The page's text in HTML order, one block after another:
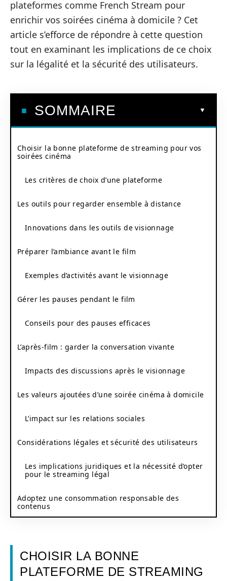
plateformes comme French Stream pour
enrichir vos soirées cinéma à domicile ? Cet
article s’efforce de répondre à cette question
tout en examinant les implications de ce choix
sur la légalité et la sécurité des utilisateurs.
SOMMAIRE
Choisir la bonne plateforme de streaming pour vos
soirées cinéma
Les critères de choix d’une plateforme
Les outils pour regarder ensemble à distance
Innovations dans les outils de visionnage
Préparer l’ambiance avant le film
Exemples d’activités avant le visionnage
Gérer les pauses pendant le film
Conseils pour des pauses efficaces
L’après-film : garder la conversation vivante
Impacts des discussions après le visionnage
Les valeurs ajoutées d’une soirée cinéma à domicile
L’impact sur les relations sociales
Considérations légales et sécurité des utilisateurs
Les implications juridiques et la nécessité d’opter
pour le streaming légal
Adoptez une consommation responsable des
contenus
CHOISIR LA BONNE
PLATEFORME DE STREAMING